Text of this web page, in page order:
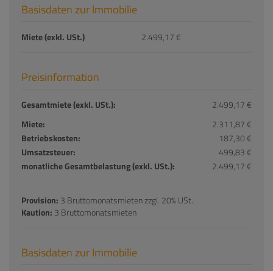
Basisdaten zur Immobilie
Miete (exkl. USt.) 2.499,17 €
Preisinformation
Gesamtmiete (exkl. USt.):
2.499,17 €
Miete:
2.311,87 €
Betriebskosten:
187,30 €
Umsatzsteuer:
499,83 €
monatliche Gesamtbelastung (exkl. USt.):
2.499,17 €
Provision: 3 Bruttomonatsmieten zzgl. 20% USt.
Kaution: 3 Bruttomonatsmieten
Basisdaten zur Immobilie